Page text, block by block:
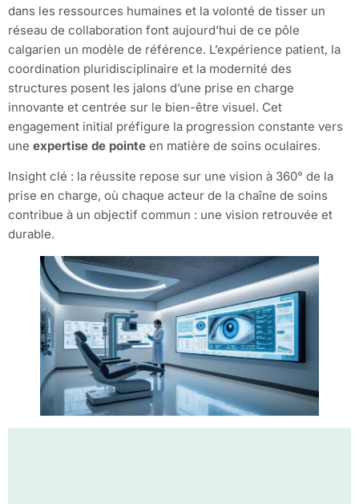
dans les ressources humaines et la volonté de tisser un
réseau de collaboration font aujourd’hui de ce pôle
calgarien un modèle de référence. L’expérience patient, la
coordination pluridisciplinaire et la modernité des
structures posent les jalons d’une prise en charge
innovante et centrée sur le bien-être visuel. Cet
engagement initial préfigure la progression constante vers
une expertise de pointe en matière de soins oculaires.
Insight clé : la réussite repose sur une vision à 360° de la
prise en charge, où chaque acteur de la chaîne de soins
contribue à un objectif commun : une vision retrouvée et
durable.